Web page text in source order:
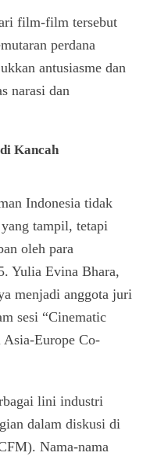
film-film tersebut
perdana
antusiasme dan
narasi dan
Kancah
Indonesia tidak
tampil, tetapi
oleh para
Yulia Evina Bhara,
menjadi anggota juri
sesi “Cinematic
Asia-Europe Co-
lini industri
dalam diskusi di
Nama-nama